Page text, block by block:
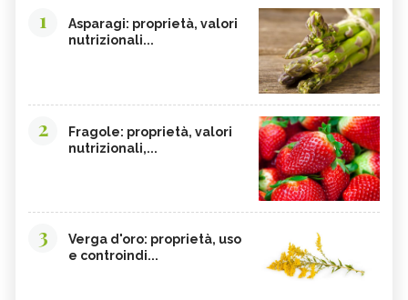
1
Asparagi: proprietà, valori
nutrizionali...
2
Fragole: proprietà, valori
nutrizionali,...
3
Verga d'oro: proprietà, uso
e controindi...